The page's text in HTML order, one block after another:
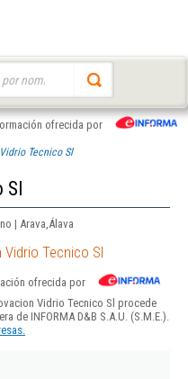
ofrecida por
Tecnico Sl
Sl
| Arava,Álava
Tecnico Sl
ofrecida por
Vidrio Tecnico Sl procede
de INFORMA D&B S.A.U. (S.M.E.).